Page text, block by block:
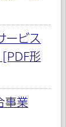
ービス
形
事業